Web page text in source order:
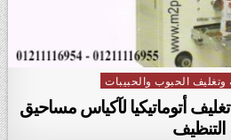
وتغليف الحبوب والحبيبات
تغليف أتوماتيكيا لآكياس مساحيق
التنظيف